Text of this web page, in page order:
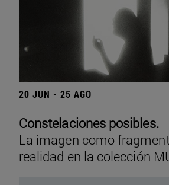
20 JUN - 25 AGO
Constelaciones posibles.
La imagen como
realidad en la colección